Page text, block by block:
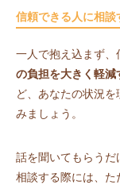
信頼できる人に相談
一人で抱え込まず、
の負担を大きく軽減
ど、あなたの状況
みましょう。
話を聞いてもらうだ
相談する際には、た